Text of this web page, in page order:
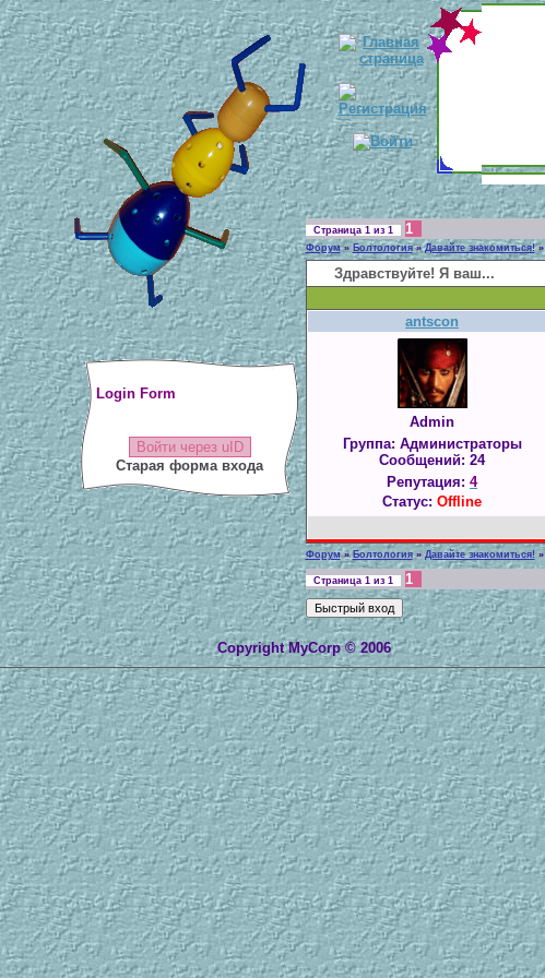
Login Form
Войти через uID
Старая форма входа
Страница 1из 1 1
Форум » Болтология » Давайте знакомиться! »
Здравствуйте! Я ваш...
antscon
Admin
Группа: Администраторы
Сообщений: 24
Репутация: 4
Статус: Offline
Форум » Болтология » Давайте знакомиться! »
Страница 1из 1
1
Copyright MyCorp © 2006